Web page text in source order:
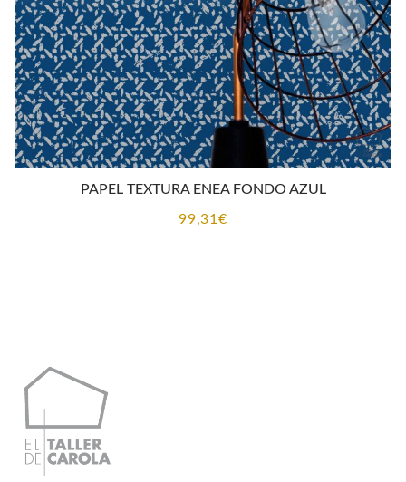
PAPEL TEXTURA ENEA FONDO AZUL
99,31€